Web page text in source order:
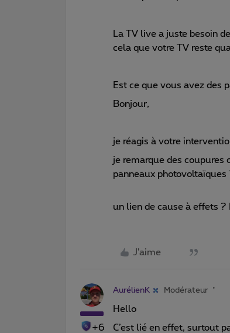
La TV live a juste besoin
cela que votre TV reste
Est ce que vous avez des
Bonjour,
je réagis à votre
je remarque des coupures
panneaux photovoltaïques
un lien de cause à effets
J'aime
+6
AurélienK Modérateur
Hello
C’est lié en effet, surtout